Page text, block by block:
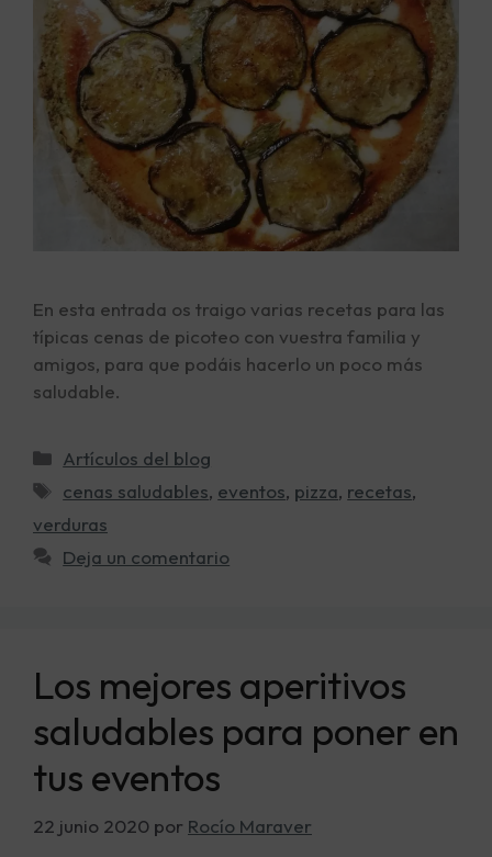
En esta entrada os traigo varias recetas para las
típicas cenas de picoteo con vuestra familia y
amigos, para que podáis hacerlo un poco más
saludable.
Artículos del blog
cenas saludables, eventos, pizza, recetas,
verduras
Deja un comentario
Los mejores aperitivos
saludables para poner en
tus eventos
22 junio 2020 por Rocío Maraver